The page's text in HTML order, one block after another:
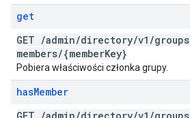
get
GET /admin/directory/v1 /groups
members/{memberKey}
Pobiera właściwości członka grupy.
hasMember